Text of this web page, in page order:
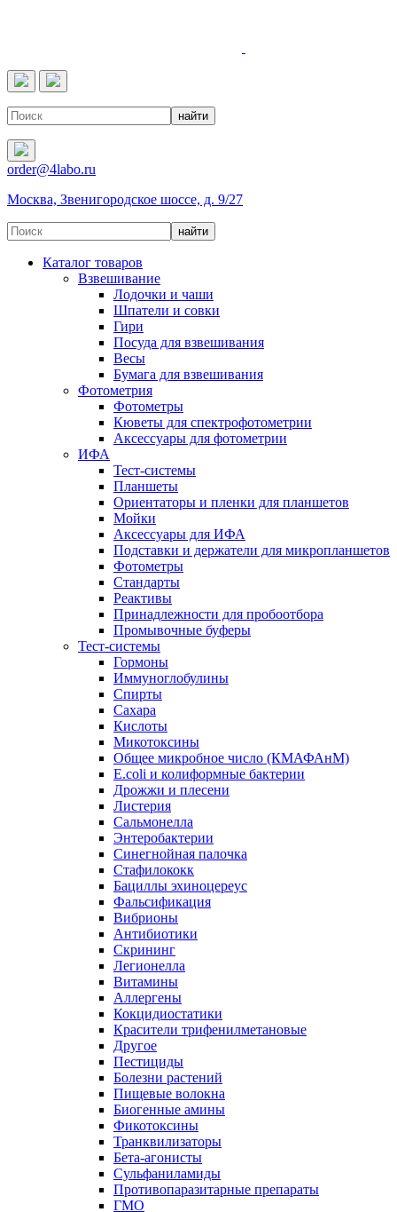
order@4labo.ru
Москва, Звенигородское шоссе, д. 9/27
Каталог товаров
Взвешивание
Лодочки и чаши
Шпатели и совки
Гири
Посуда для взвешивания
Весы
Бумага для взвешивания
Фотометрия
Фотометры
Кюветы для спектрофотометрии
Аксессуары для фотометрии
ИФА
Тест-системы
Планшеты
Ориентаторы и пленки для планшетов
Мойки
Аксессуары для ИФА
Подставки и держатели для микропланшетов
Фотометры
Стандарты
Реактивы
Принадлежности для пробоотбора
Промывочные буферы
Тест-системы
Гормоны
Иммуноглобулины
Спирты
Сахара
Кислоты
Микотоксины
Общее микробное число (КМАФАнМ)
E.coli и колиформные бактерии
Дрожжи и плесени
Листерия
Сальмонелла
Энтеробактерии
Синегнойная палочка
Стафилококк
Бациллы эхиноцереус
Фальсификация
Вибрионы
Антибиотики
Скрининг
Легионелла
Витамины
Аллергены
Кокцидиостатики
Красители трифенилметановые
Другое
Пестициды
Болезни растений
Пищевые волокна
Биогенные амины
Фикотоксины
Транквилизаторы
Бета-агонисты
Сульфаниламиды
Противопаразитарные препараты
ГМО